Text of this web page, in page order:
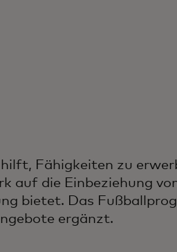
Fähigkeiten zu
die Einbeziehung
bietet. Das
ergänzt.